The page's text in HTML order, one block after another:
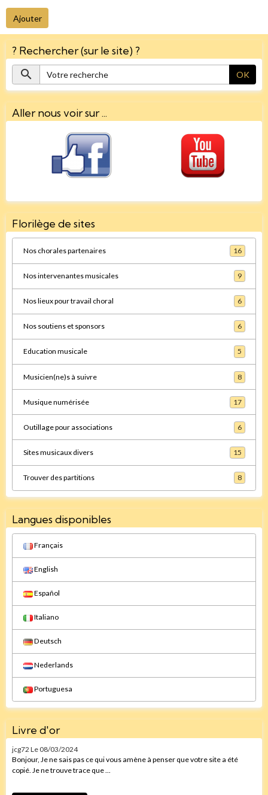
Ajouter
? Rechercher (sur le site) ?
OK
Aller nous voir sur ...
Florilège de sites
Nos chorales partenaires 16
Nos intervenantes musicales 9
Nos lieux pour travail choral 6
Nos soutiens et sponsors 6
Education musicale 5
Musicien(ne)s à suivre 8
Musique numérisée 17
Outillage pour associations 6
Sites musicaux divers 15
Trouver des partitions 8
Langues disponibles
Français
English
Español
Italiano
Deutsch
Nederlands
Portuguesa
Livre d'or
jcg72 Le 08/03/2024
Bonjour, Je ne sais pas ce qui vous amène à penser que votre site a été
copié. Je ne trouve trace que ...